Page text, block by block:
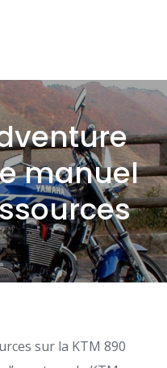
manuel
sur la KTM 890